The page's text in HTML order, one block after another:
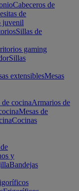
Cabeceros de
de
juvenil
Sillas de
gaming
Sillas
extensiblesMesas
cocinaArmarios de
Mesas de
Cocinas
y
Bandejas